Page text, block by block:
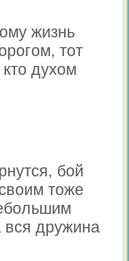
жизнь
тот
духом
бой
тоже
вся дружина